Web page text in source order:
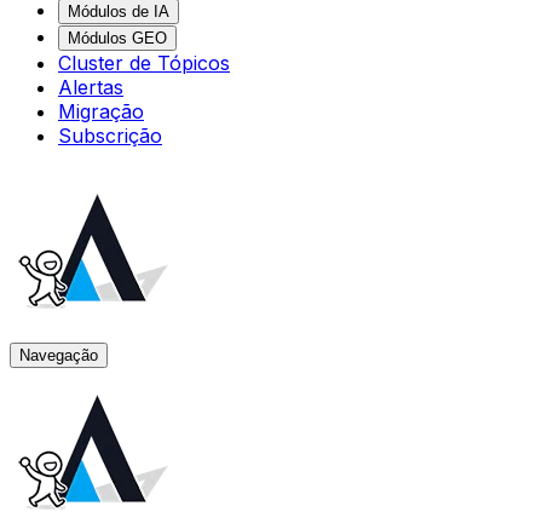
Módulos de IA
Módulos GEO
Cluster de Tópicos
Alertas
Migração
Subscrição
Navegação